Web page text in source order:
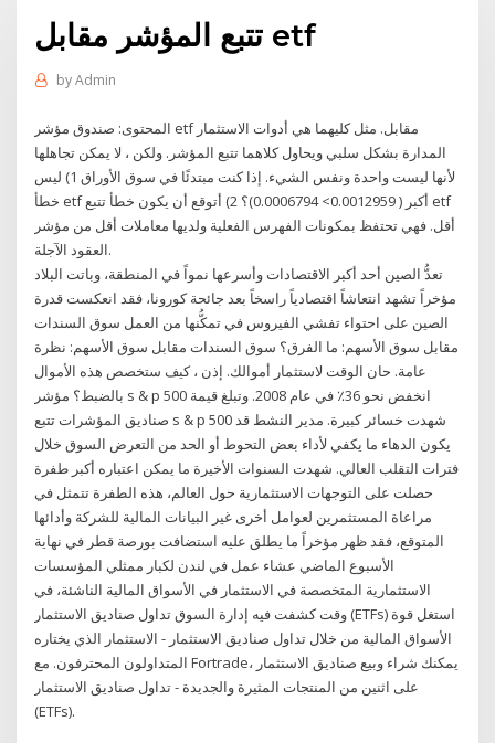
تتبع المؤشر مقابل etf
byAdmin
المحتوى: صندوق مؤشر etf مقابل. مثل كليهما هي أدوات الاستثمار
المدارة بشكل سلبي ويحاول كلاهما تتبع المؤشر. ولكن ، لا يمكن تجاهلها
لأنها ليست واحدة ونفس الشيء. إذا كنت مبتدئًا في سوق الأوراق 1) ليس
خطأ etf أكبر ( 0.0012959> 0.0006794)؟ 2) أتوقع أن يكون خطأ تتبع etf
أقل. فهي تحتفظ بمكونات الفهرس الفعلية ولديها معاملات أقل من مؤشر
العقود الآجلة.
تعدُّ الصين أحد أكبر الاقتصادات وأسرعها نمواً في المنطقة، وباتت البلاد
مؤخراً تشهد انتعاشاً اقتصادياً راسخاً بعد جائحة كورونا، فقد انعكست قدرة
الصين على احتواء تفشي الفيروس في تمكُّنها من العمل سوق السندات
مقابل سوق الأسهم: ما الفرق؟ سوق السندات مقابل سوق الأسهم: نظرة
عامة. حان الوقت لاستثمار أموالك. إذن ، كيف ستخصص هذه الأموال
بالضبط؟ مؤشر s & p 500 انخفض نحو 36٪ في عام 2008. وتبلغ قيمة
صناديق المؤشرات تتبع s & p 500 شهدت خسائر كبيرة. مدير النشط قد
يكون الدهاء ما يكفي لأداء بعض التحوط أو الحد من التعرض السوق خلال
فترات التقلب العالي. شهدت السنوات الأخيرة ما يمكن اعتباره أكبر طفرة
حصلت على التوجهات الاستثمارية حول العالم، هذه الطفرة تتمثل في
مراعاة المستثمرين لعوامل أخرى غير البيانات المالية للشركة وأدائها
المتوقع، فقد ظهر مؤخراً ما يطلق عليه استضافت بورصة قطر في نهاية
الأسبوع الماضي عشاء عمل في لندن لكبار ممثلي المؤسسات
الاستثمارية المتخصصة في الاستثمار في الأسواق المالية الناشئة، في
وقت كشفت فيه إدارة السوق تداول صناديق الاستثمار (ETFs) استغل قوة
الأسواق المالية من خلال تداول صناديق الاستثمار - الاستثمار الذي يختاره
المتداولون المحترفون. مع Fortrade، يمكنك شراء وبيع صناديق الاستثمار
على اثنين من المنتجات المثيرة والجديدة - تداول صناديق الاستثمار
(ETFs).